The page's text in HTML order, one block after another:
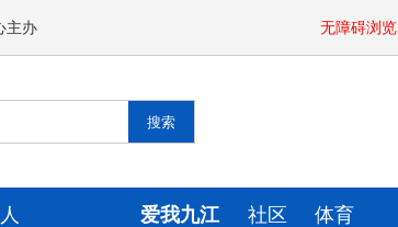
主办 无障碍浏览
爱我九江 社区 体育